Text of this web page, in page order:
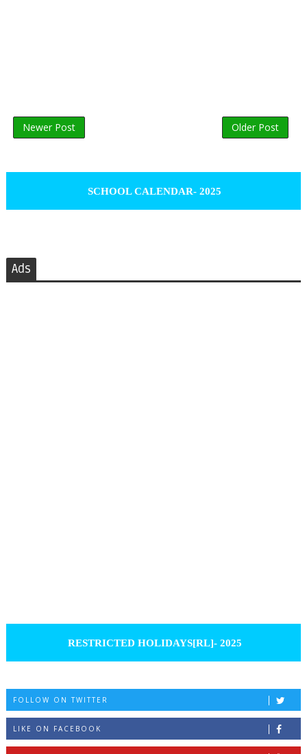
Newer Post Older Post
SCHOOL CALENDAR- 2025
Ads
RESTRICTED HOLIDAYS[RL]- 2025
FOLLOW ON TWITTER
LIKE ON FACEBOOK